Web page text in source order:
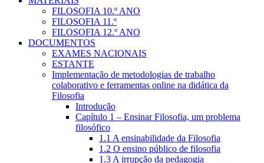
FILOSOFIA 10.º ANO
FILOSOFIA 11.º
FILOSOFIA 12.º ANO
DOCUMENTOS
EXAMES NACIONAIS
ESTANTE
Implementação de metodologias de trabalho
colaborativo e ferramentas online na didática da
Filosofia
Introdução
Capítulo 1 – Ensinar Filosofia, um problema
filosófico
1.1 A ensinabilidade da Filosofia
1.2 O ensino público de filosofia
1.3 A irrupção da pedagogia